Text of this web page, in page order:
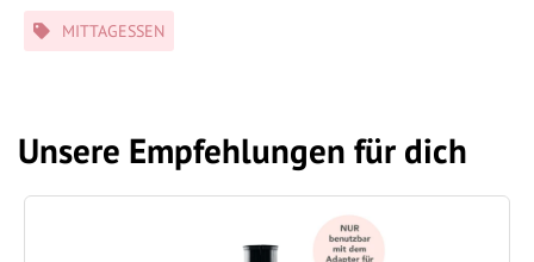
Schlagwörter
MITTAGESSEN
Unsere Empfehlungen für dich